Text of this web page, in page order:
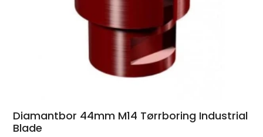
Diamantbor 44mm M14 Tørrboring Industrial
Blade